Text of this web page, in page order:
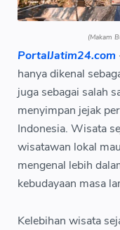
(Makam
PortalJatim24.com
hanya dikenal
juga sebagai salah
menyimpan jejak
Indonesia. Wisata
wisatawan lokal
mengenal lebih
kebudayaan masa
Kelebihan wisata